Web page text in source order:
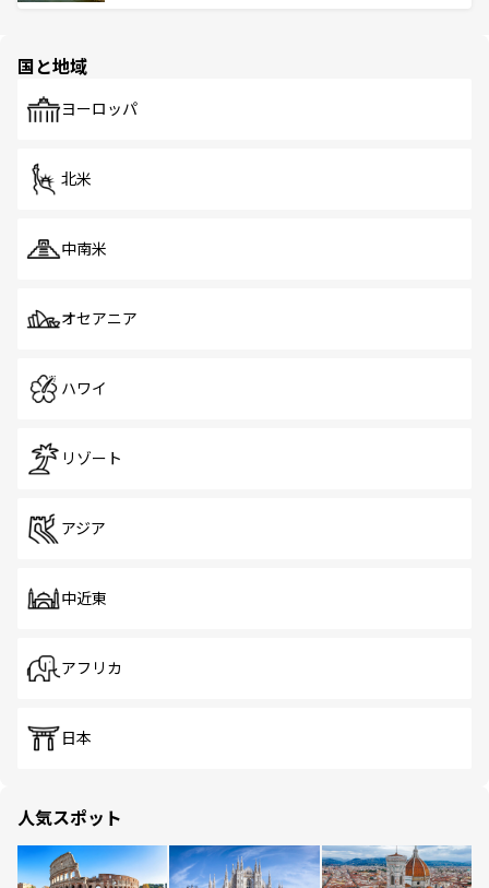
で、ホーカーズは地元の風情を楽しめる外せないスポット
国と地域
ヨーロッパ
北米
中南米
オセアニア
ハワイ
リゾート
アジア
中近東
アフリカ
日本
人気スポット